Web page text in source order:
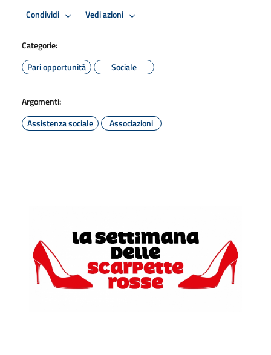
Condividi Vedi azioni
Categorie:
Pari opportunità
Sociale
Argomenti:
Assistenza sociale
Associazioni